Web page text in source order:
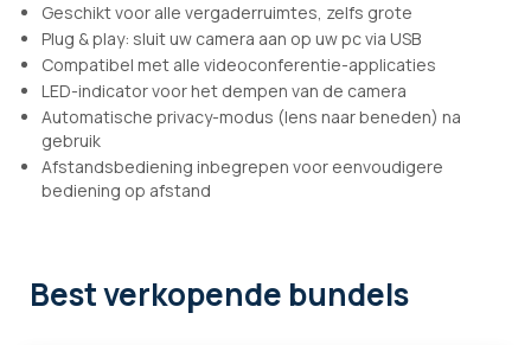
Geschikt voor alle vergaderruimtes, zelfs grote
Plug & play: sluit uw camera aan op uw pc via USB
Compatibel met alle videoconferentie-applicaties
LED-indicator voor het dempen van de camera
Automatische privacy-modus (lens naar beneden) na
gebruik
Afstandsbediening inbegrepen voor eenvoudigere
bediening op afstand
Best verkopende bundels